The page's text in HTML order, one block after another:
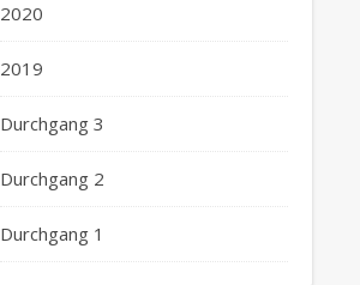
2020
2019
Durchgang 3
Durchgang 2
Durchgang 1